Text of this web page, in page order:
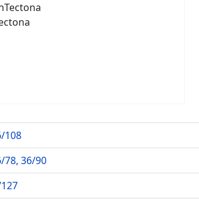
108
78, 36/90